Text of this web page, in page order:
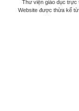
Thư viện giáo dục trực
Website được thừa kế